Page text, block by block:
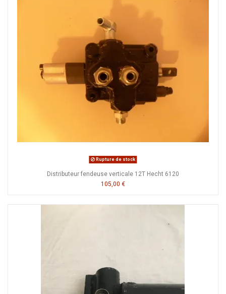
Rupture de stock
Distributeur fendeuse verticale 12T Hecht 6120
105,00 €